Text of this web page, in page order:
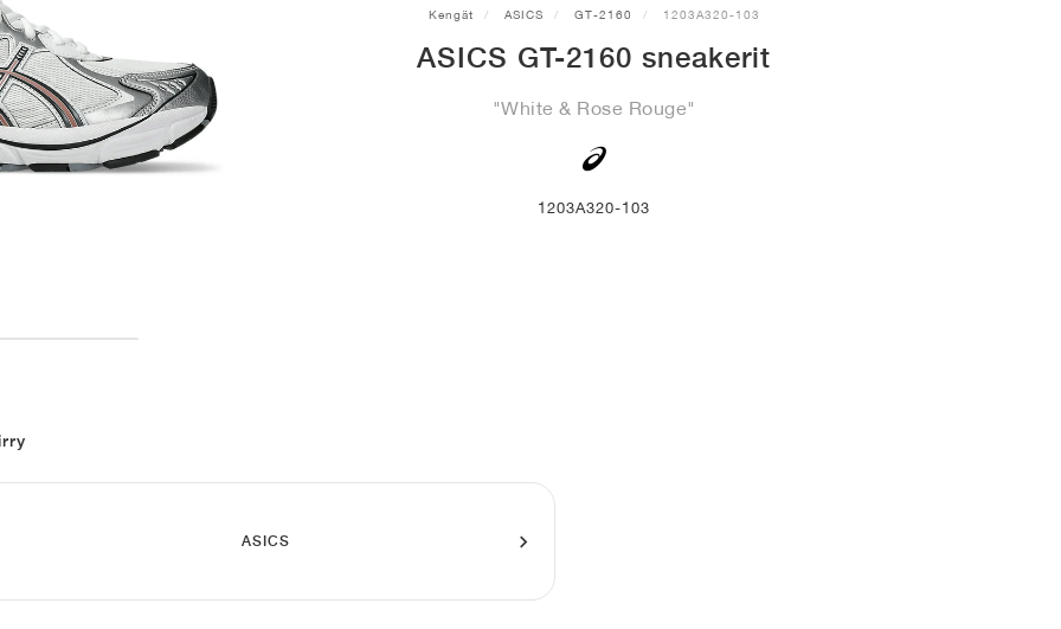
Kengät ASICS GT-2160 1203A320-103
ASICS GT-2160 sneakerit
"White & Rose Rouge"
1203A320-103
ASICS